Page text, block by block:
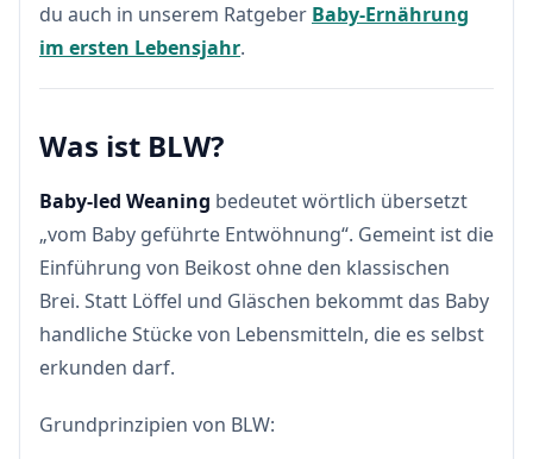
du auch in unserem Ratgeber Baby-Ernährung
im ersten Lebensjahr.
Was ist BLW?
Baby-led Weaning bedeutet wörtlich übersetzt
„vom Baby geführte Entwöhnung“. Gemeint ist die
Einführung von Beikost ohne den klassischen
Brei. Statt Löffel und Gläschen bekommt das Baby
handliche Stücke von Lebensmitteln, die es selbst
erkunden darf.
Grundprinzipien von BLW: